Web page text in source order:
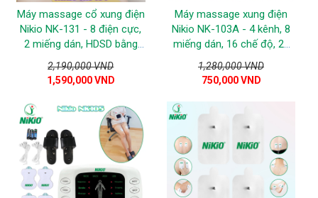
Máy massage cổ xung điện
Nikio NK-131 - 8 điện cực,
2 miếng dán, HDSD bằng
giọng nói
2,190,000 VND
1,590,000 VND
Máy massage xung điện
Nikio NK-103A - 4 kênh, 8
miếng dán, 16 chế độ, 20
cường độ tùy chỉnh
1,280,000 VND
750,000 VND